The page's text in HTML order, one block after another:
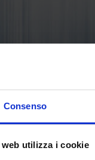
Consenso
utilizza i cookie